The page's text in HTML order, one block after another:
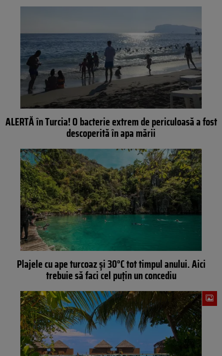
ALERTĂ în Turcia! O bacterie extrem de periculoasă a fost
descoperită în apa mării
Plajele cu ape turcoaz și 30°C tot timpul anului. Aici
trebuie să faci cel puțin un concediu